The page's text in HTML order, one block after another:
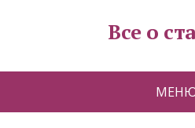
Все о